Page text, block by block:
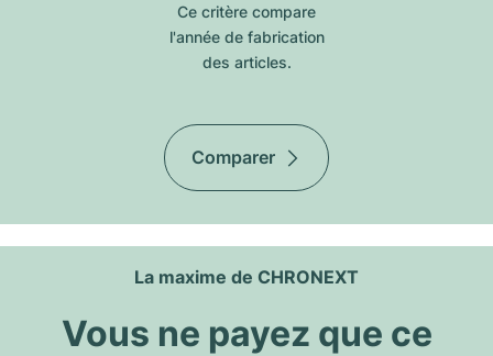
Ce critère compare
l'année de fabrication
des articles.
Comparer
La maxime de CHRONEXT
Vous ne payez que ce